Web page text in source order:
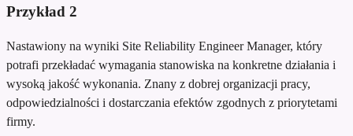
Przykład 2
Nastawiony na wyniki Site Reliability Engineer Manager, który
potrafi przekładać wymagania stanowiska na konkretne działania i
wysoką jakość wykonania. Znany z dobrej organizacji pracy,
odpowiedzialności i dostarczania efektów zgodnych z priorytetami
firmy.